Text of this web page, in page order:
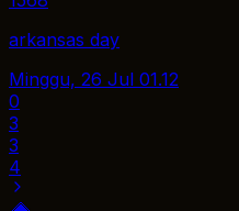
arkansas day
Minggu, 26 Jul 01.12
0
3
3
4